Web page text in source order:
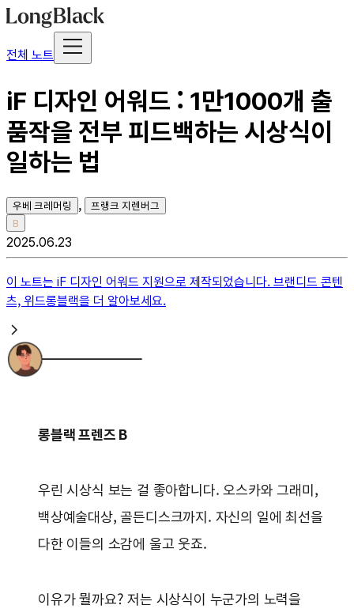
전체 노트
iF 디자인 어워드 : 1만1000개 출
품작을 전부 피드백하는 시상식이
일하는 법
우베 크레머링 ,
프랭크 지렌버그
B
2025.06.23
이 노트는 iF 디자인 어워드 지원으로 제작되었습니다. 브랜디드 콘텐
츠, 위드롱블랙을 더 알아보세요.
롱블랙 프렌즈 B
우린 시상식 보는 걸 좋아합니다. 오스카와 그래미,
백상예술대상, 골든디스크까지. 자신의 일에 최선을
다한 이들의 소감에 울고 웃죠.
이유가 뭘까요? 저는 시상식이 누군가의 노력을